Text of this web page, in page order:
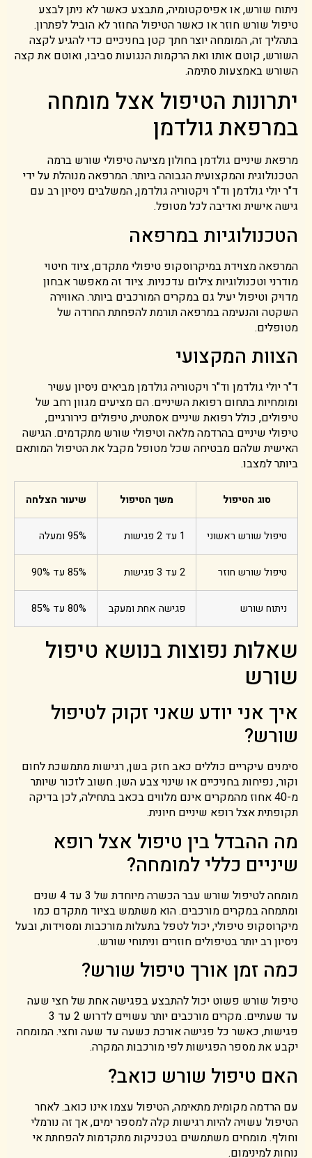
ניתוח שורש, או אפיסקטומיה, מתבצע כאשר לא ניתן לבצע
טיפול שורש חוזר או כאשר הטיפול החוזר לא הוביל לפתרון.
בתהליך זה, המומחה יוצר חתך קטן בחניכיים כדי להגיע לקצה
השורש, קוטם אותו ואת הרקמות הנגועות סביבו, ואוטם את קצה
השורש באמצעות סתימה.
יתרונות הטיפול אצל מומחה
במרפאת גולדמן
מרפאת שיניים גולדמן בחולון מציעה טיפולי שורש ברמה
הטכנולוגית והמקצועית הגבוהה ביותר. המרפאה מנוהלת על ידי
ד"ר יולי גולדמן וד"ר ויקטוריה גולדמן, המשלבים ניסיון רב עם
גישה אישית ואדיבה לכל מטופל.
הטכנולוגיות במרפאה
המרפאה מצוידת במיקרוסקופ טיפולי מתקדם, ציוד חיטוי
מודרני וטכנולוגיות צילום עדכניות. ציוד זה מאפשר אבחון
מדויק וטיפול יעיל גם במקרים המורכבים ביותר. האווירה
השקטה והנעימה במרפאה תורמת להפחתת החרדה של
מטופלים.
הצוות המקצועי
ד"ר יולי גולדמן וד"ר ויקטוריה גולדמן מביאים ניסיון עשיר
ומומחיות בתחום רפואת השיניים. הם מציעים מגוון רחב של
טיפולים, כולל רפואת שיניים אסתטית, טיפולים כירורגיים,
טיפולי שיניים בהרדמה מלאה וטיפולי שורש מתקדמים. הגישה
האישית שלהם מבטיחה שכל מטופל מקבל את הטיפול המותאם
ביותר למצבו.
סוג הטיפול משך הטיפול שיעור הצלחה
טיפול שורש ראשוני 1 עד 2 פגישות 95% ומעלה
טיפול שורש חוזר 2 עד 3 פגישות 85% עד 90%
ניתוח שורש פגישה אחת ומעקב 80% עד 85%
שאלות נפוצות בנושא טיפול
שורש
איך אני יודע שאני זקוק לטיפול
שורש?
סימנים עיקריים כוללים כאב חזק בשן, רגישות מתמשכת לחום
וקור, נפיחות בחניכיים או שינוי צבע השן. חשוב לזכור שיותר
מ-40 אחוז מהמקרים אינם מלווים בכאב בתחילה, לכן בדיקה
תקופתית אצל רופא שיניים חיונית.
מה ההבדל בין טיפול אצל רופא
שיניים כללי למומחה?
מומחה לטיפול שורש עבר הכשרה מיוחדת של 3 עד 4 שנים
ומתמחה במקרים מורכבים. הוא משתמש בציוד מתקדם כמו
מיקרוסקופ טיפולי, יכול לטפל בתעלות מורכבות ומסוידות, ובעל
ניסיון רב יותר בטיפולים חוזרים וניתוחי שורש.
כמה זמן אורך טיפול שורש?
טיפול שורש פשוט יכול להתבצע בפגישה אחת של חצי שעה
עד שעתיים. מקרים מורכבים יותר עשויים לדרוש 2 עד 3
פגישות, כאשר כל פגישה אורכת כשעה עד שעה וחצי. המומחה
יקבע את מספר הפגישות לפי מורכבות המקרה.
האם טיפול שורש כואב?
עם הרדמה מקומית מתאימה, הטיפול עצמו אינו כואב. לאחר
הטיפול עשויה להיות רגישות קלה למספר ימים, אך זה נורמלי
וחולף. מומחים משתמשים בטכניקות מתקדמות להפחתת אי
נוחות למינימום.